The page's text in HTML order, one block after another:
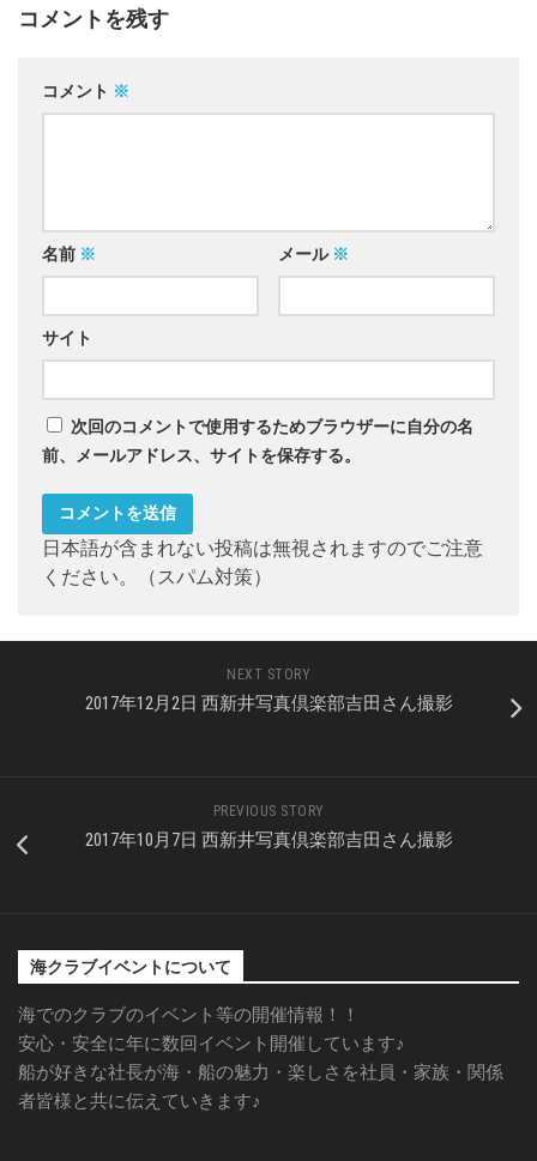
コメントを残す
コメント ※
名前 ※ メール ※
サイト
次回のコメントで使用するためブラウザーに自分の名
前、メールアドレス、サイトを保存する。
日本語が含まれない投稿は無視されますのでご注意
ください。（スパム対策）
NEXT STORY
2017年12月2日 西新井写真倶楽部吉田さん撮影
PREVIOUS STORY
2017年10月7日 西新井写真倶楽部吉田さん撮影
海クラブイベントについて
海でのクラブのイベント等の開催情報！！
安心・安全に年に数回イベント開催しています♪
船が好きな社長が海・船の魅力・楽しさを社員・家族・関係
者皆様と共に伝えていきます♪